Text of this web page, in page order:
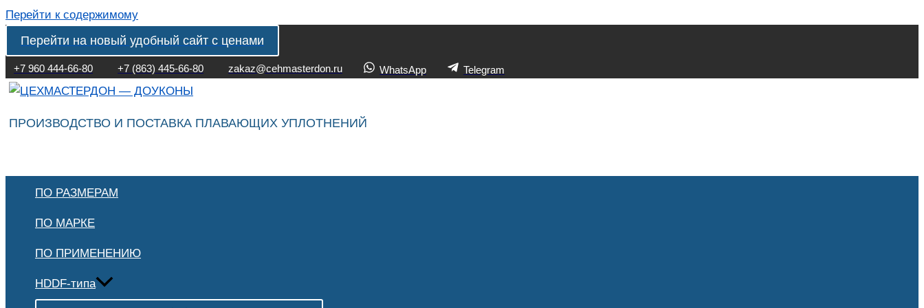
Перейти к содержимому
Перейти на новый удобный сайт с ценами
+7 960 444-66-80 +7 (863) 445-66-80 zakaz@cehmasterdon.ru WhatsApp Telegram
ПРОИЗВОДСТВО И ПОСТАВКА ПЛАВАЮЩИХ УПЛОТНЕНИЙ
ПО РАЗМЕРАМ
ПО МАРКЕ
ПО ПРИМЕНЕНИЮ
HDDF-типа